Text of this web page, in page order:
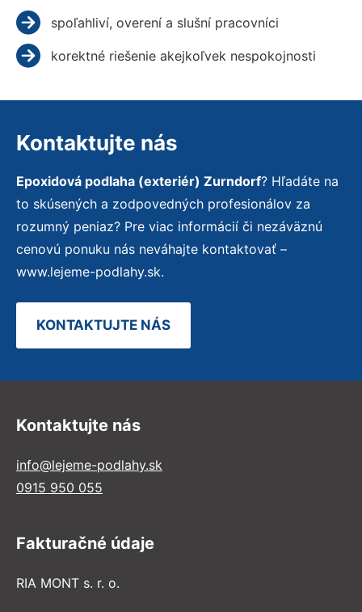
spoľahliví, overení a slušní pracovníci
korektné riešenie akejkoľvek nespokojnosti
Kontaktujte nás
Epoxidová podlaha (exteriér) Zurndorf? Hľadáte na
to skúsených a zodpovedných profesionálov za
rozumný peniaz? Pre viac informácií či nezáväznú
cenovú ponuku nás neváhajte kontaktovať –
www.lejeme-podlahy.sk.
KONTAKTUJTE NÁS
Kontaktujte nás
info@lejeme-podlahy.sk
0915 950 055
Fakturačné údaje
RIA MONT s. r. o.